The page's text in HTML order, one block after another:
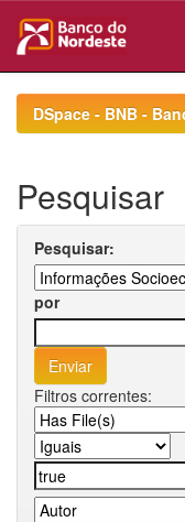
navigationDSpace - BNB -
Pesquisar
Pesquisar:
por
Filtros correntes: